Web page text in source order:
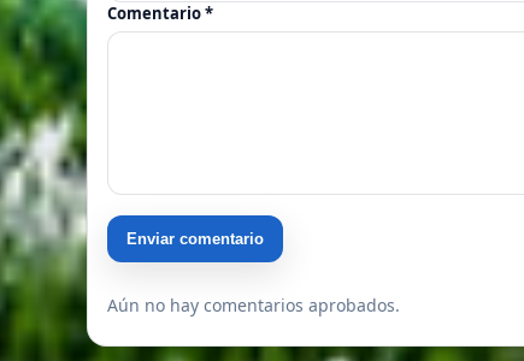
Comentario *
Enviar comentario
Aún no hay comentarios aprobados.